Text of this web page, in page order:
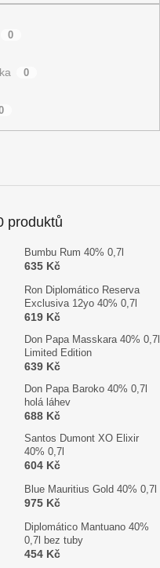
0
0
produktů
Bumbu Rum 40% 0,7l
635 Kč
Ron Diplomático Reserva
Exclusiva 12yo 40% 0,7l
619 Kč
Don Papa Masskara 40% 0,7l
Limited Edition
639 Kč
Don Papa Baroko 40% 0,7l
holá láhev
688 Kč
Santos Dumont XO Elixir
40% 0,7l
604 Kč
Blue Mauritius Gold 40% 0,7l
975 Kč
Diplomático Mantuano 40%
0,7l bez tuby
454 Kč